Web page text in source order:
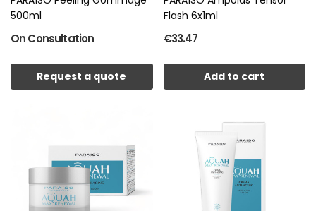
500ml
On Consultation
Request a quote
Flash 6x1ml
€33.47
Add to cart